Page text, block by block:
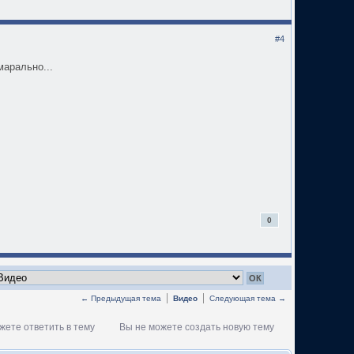
#4
0
← Предыдущая тема Видео Следующая тема →
Вы не можете создать новую тему
ответить в тему